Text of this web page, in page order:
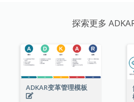
探索更多
ADKAR变革管理模板